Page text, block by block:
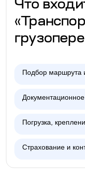
Что
Подбор маршрута
Погрузка,
Страхование и